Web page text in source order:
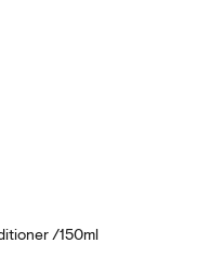
/150ml